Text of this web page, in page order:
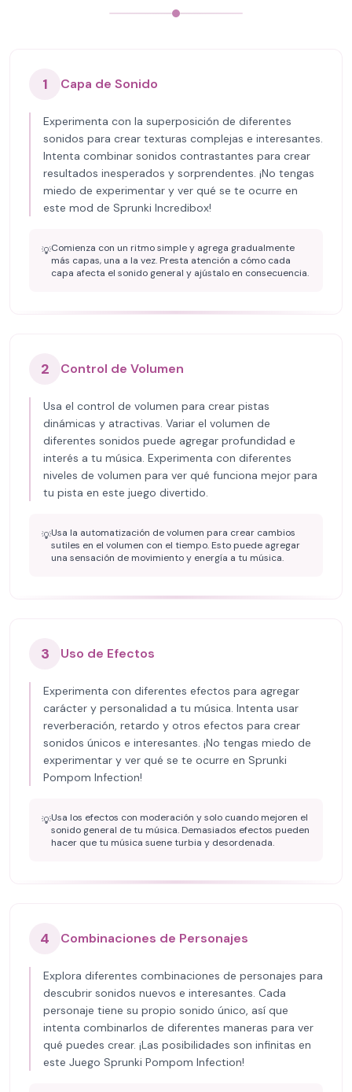
1 Capa de Sonido
Experimenta con la superposición de diferentes
sonidos para crear texturas complejas e interesantes.
Intenta combinar sonidos contrastantes para crear
resultados inesperados y sorprendentes. ¡No tengas
miedo de experimentar y ver qué se te ocurre en
este mod de Sprunki Incredibox!
💡Comienza con un ritmo simple y agrega gradualmente
más capas, una a la vez. Presta atención a cómo cada
capa afecta el sonido general y ajústalo en consecuencia.
2 Control de Volumen
Usa el control de volumen para crear pistas
dinámicas y atractivas. Variar el volumen de
diferentes sonidos puede agregar profundidad e
interés a tu música. Experimenta con diferentes
niveles de volumen para ver qué funciona mejor para
tu pista en este juego divertido.
💡Usa la automatización de volumen para crear cambios
sutiles en el volumen con el tiempo. Esto puede agregar
una sensación de movimiento y energía a tu música.
3 Uso de Efectos
Experimenta con diferentes efectos para agregar
carácter y personalidad a tu música. Intenta usar
reverberación, retardo y otros efectos para crear
sonidos únicos e interesantes. ¡No tengas miedo de
experimentar y ver qué se te ocurre en Sprunki
Pompom Infection!
💡Usa los efectos con moderación y solo cuando mejoren el
sonido general de tu música. Demasiados efectos pueden
hacer que tu música suene turbia y desordenada.
4 Combinaciones de Personajes
Explora diferentes combinaciones de personajes para
descubrir sonidos nuevos e interesantes. Cada
personaje tiene su propio sonido único, así que
intenta combinarlos de diferentes maneras para ver
qué puedes crear. ¡Las posibilidades son infinitas en
este Juego Sprunki Pompom Infection!